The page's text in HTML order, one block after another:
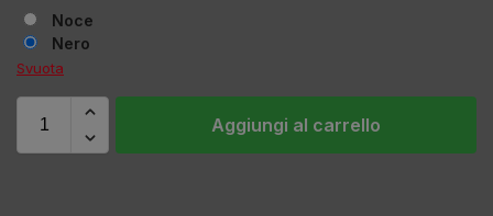
Noce
Nero
Svuota
Aggiungi al carrello